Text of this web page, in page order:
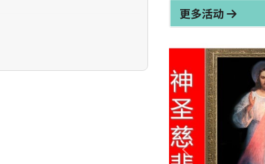
更多活动